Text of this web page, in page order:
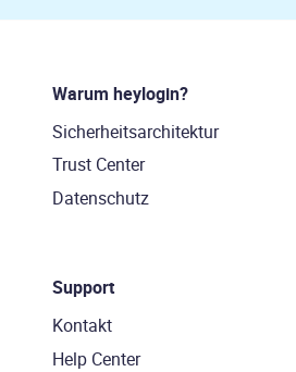
Warum heylogin?
Sicherheitsarchitektur
Trust Center
Datenschutz
Support
Kontakt
Help Center